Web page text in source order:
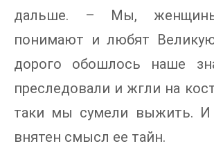
дальше. – Мы,
понимают и любят
дорого обошлось наше
преследовали и жгли на
таки мы сумели выжить. И
внятен смысл ее тайн.